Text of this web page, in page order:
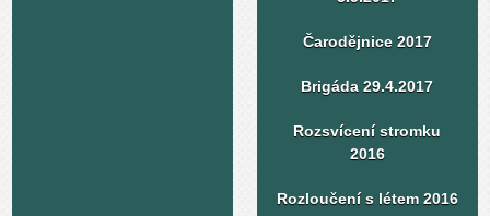
Čarodějnice 2017
Brigáda 29.4.2017
Rozsvícení stromku
2016
Rozloučení s létem 2016